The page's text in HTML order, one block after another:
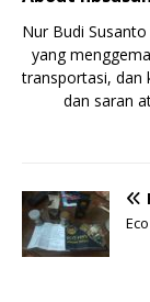
Nur Budi Susanto
yang
transportasi, dan
dan saran